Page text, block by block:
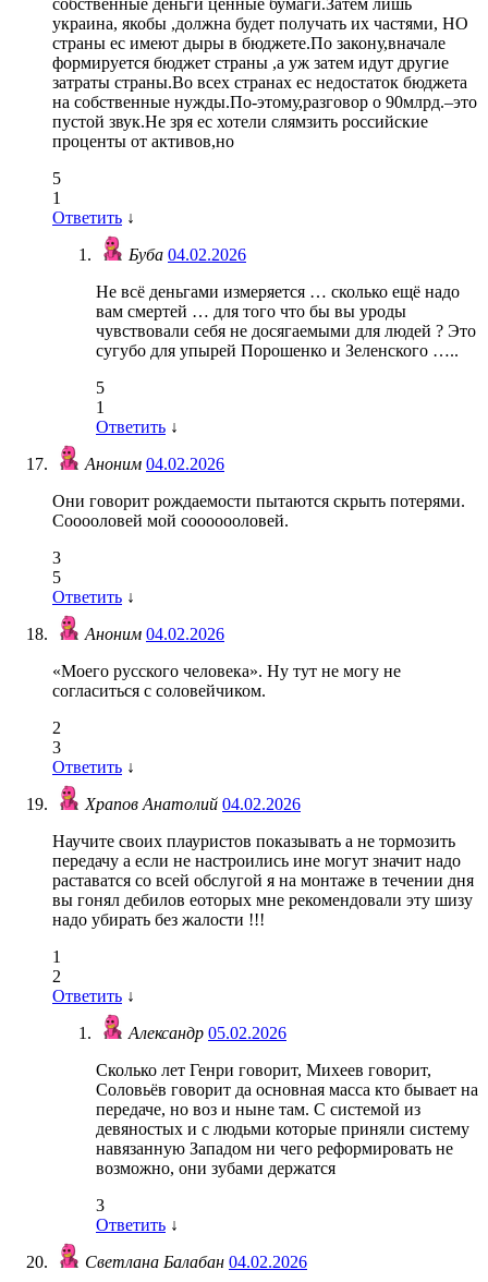
собственные деньги ценные бумаги.Затем лишь
украина, якобы ,должна будет получать их частями, НО
страны ес имеют дыры в бюджете.По закону,вначале
формируется бюджет страны ,а уж затем идут другие
затраты страны.Во всех странах ес недостаток бюджета
на собственные нужды.По-этому,разговор о 90млрд.–это
пустой звук.Не зря ес хотели слямзить российские
проценты от активов,но
5
1
Ответить ↓
Буба 04.02.2026
Не всё деньгами измеряется … сколько ещё надо
вам смертей … для того что бы вы уроды
чувствовали себя не досягаемыми для людей ? Это
сугубо для упырей Порошенко и Зеленского …..
5
1
Ответить ↓
Аноним 04.02.2026
Они говорит рождаемости пытаются скрыть потерями.
Сооооловей мой сооооооловей.
3
5
Ответить ↓
Аноним 04.02.2026
«Моего русского человека». Ну тут не могу не
согласиться с соловейчиком.
2
3
Ответить ↓
Храпов Анатолий 04.02.2026
Научите своих плауристов показывать а не тормозить
передачу а если не настроились ине могут значит надо
раставатся со всей обслугой я на монтаже в течении дня
вы гонял дебилов еоторых мне рекомендовали эту шизу
надо убирать без жалости !!!
1
2
Ответить ↓
Александр 05.02.2026
Сколько лет Генри говорит, Михеев говорит,
Соловьёв говорит да основная масса кто бывает на
передаче, но воз и ныне там. С системой из
девяностых и с людьми которые приняли систему
навязанную Западом ни чего реформировать не
возможно, они зубами держатся
3
Ответить ↓
Светлана Балабан 04.02.2026